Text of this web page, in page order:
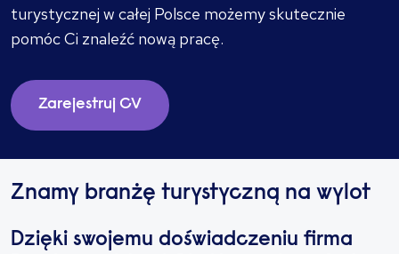
turystycznej w całej Polsce możemy skutecznie
pomóc Ci znaleźć nową pracę.
Zarejestruj CV
Znamy branżę turystyczną na wylot
Dzięki swojemu doświadczeniu firma